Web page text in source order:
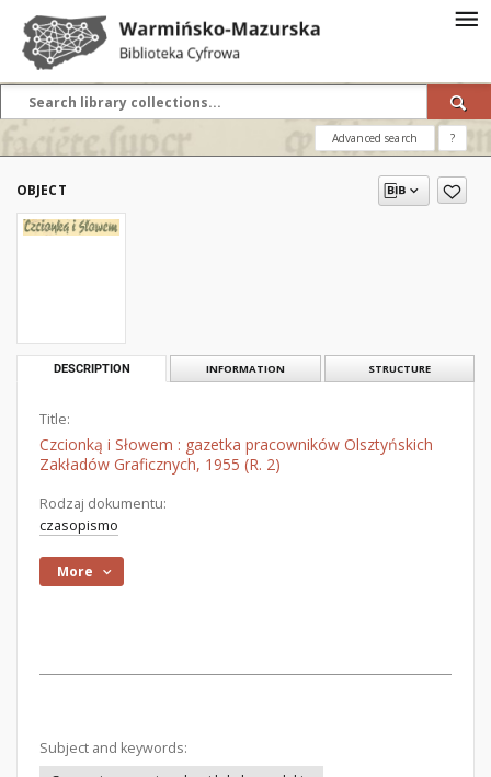
Advanced search ?
OBJECT
DESCRIPTION INFORMATION STRUCTURE
Title:
Czcionką i Słowem : gazetka pracowników Olsztyńskich
Zakładów Graficznych, 1955 (R. 2)
Rodzaj dokumentu:
czasopismo
More
Subject and keywords: